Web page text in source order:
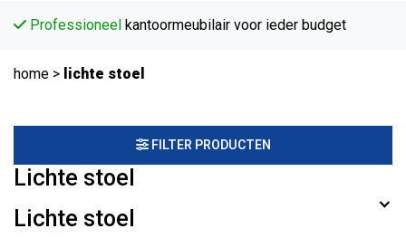
Professioneel kantoormeubilair voor ieder budget
home > lichte stoel
FILTER PRODUCTEN
Lichte stoel
Lichte stoel